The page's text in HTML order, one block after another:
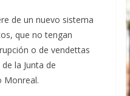
conmemorar con
de diplomacia con la
respeto al medio
a la legislación: López
de un nuevo sistema
que no tengan
o de vendettas
la Junta de
Monreal.